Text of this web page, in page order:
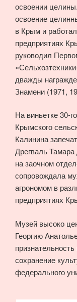
освоении
освоение
в Крым и
предприятиях
руководил
дважды
Знамени (1971,
На виньетке 30-
Крымского
Калинина
Дрегваль
на заочном
сопровождала
агрономом в
предприятиях
Музей высоко
Георгию
сохранение
федерального